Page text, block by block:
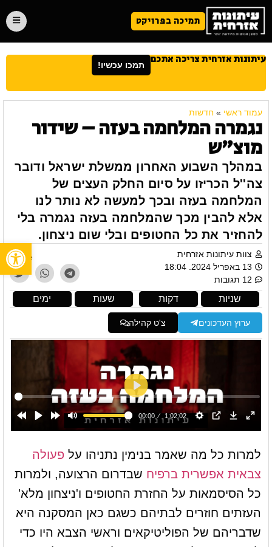
תמיכה בפרויקט
עיתונות אזרחית צריכה אתכם תמכו עכשיו!
עמוד ראשי » חדשות
נגמרה המלחמה בעזה – שידור
מוצ"ש
במהלך השבוע האחרון ממשלת ישראל ודובר
צה''ל הכריזו על סיום החלק העצים של
המלחמה בעזה ובכך למעשה לא נותר לנו
אלא להבין מכך שהמלחמה בעזה נגמרה בלי
להחזיר את כל החטופים ובלי שום ניצחון.
צוות עיתונות אזרחית
13 באפריל 2024. 18:04
12 תגובות
Share
ימים שעות דקות שניות
ערוץ העדכונים צ'ט קהילה
למרות כל מה שאמר בנימין נתניהו על פעולה
צבאית אפשרית ברפיח שבדרום הרצועה, ולמרות
כל הסיסמאות על החזרת החטופים ו'ניצחון מלא'
העזתים חוזרים לבתיהם כשגם כאן המסקנה היא
שדבריהם של הפוליטיקאים וראשי הצבא היו כדי